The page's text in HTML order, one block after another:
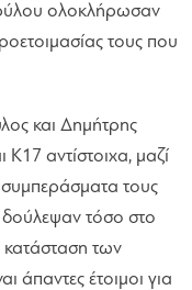
ολοκλήρωσαν
τους που
και Δημήτρης
αντίστοιχα, μαζί
συμπεράσματα τους
δούλεψαν τόσο στο
κατάσταση των
άπαντες έτοιμοι για